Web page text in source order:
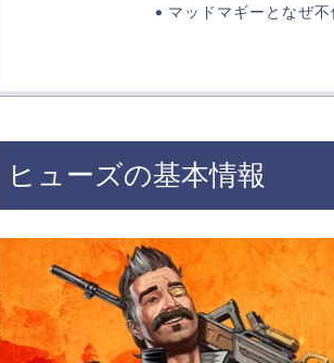
マッドマギーとなぜ
ヒューズの基本情報